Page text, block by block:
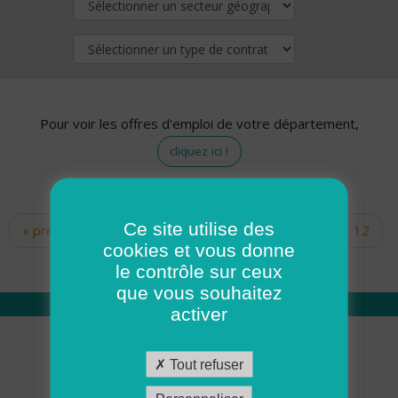
Pour voir les offres d'emploi de votre département,
cliquez ici !
Pages
« premier ‹ précédent … 10
12
14 15 16 17
Qui sommes nous
Académie ADMR
Ce site utilise des
cookies et vous donne
le contrôle sur ceux
que vous souhaitez
activer
Tout refuser